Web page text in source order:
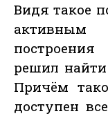
Видя такое
активным
решил
Причём
доступен